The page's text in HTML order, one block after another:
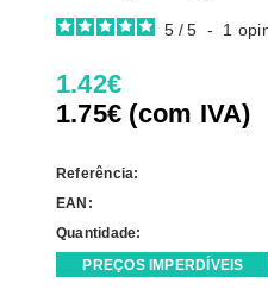
5 / 5 - 1
1.42€
1.75€ (com IVA)
Referência:
EAN:
Quantidade:
PREÇOS IMPERDÍVEIS